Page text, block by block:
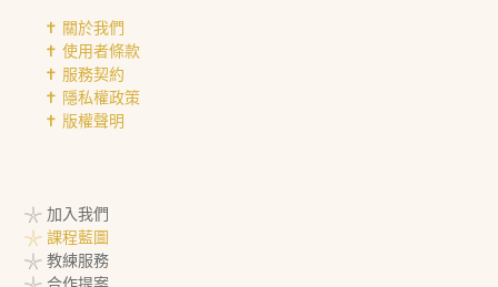
✝︎ 關於我們
✝︎ 使用者條款
✝︎ 服務契約
✝︎ 隱私權政策
✝︎ 版權聲明
𓇼 加入我們
𓇼 課程藍圖
𓇼 教練服務